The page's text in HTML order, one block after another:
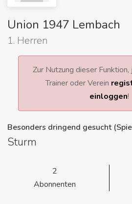
Union 1947 Lembach
1. Herren
Zur Nutzung dieser
Trainer oder Verein
einloggen!
Besonders dringend gesucht
Sturm
2
Abonnenten